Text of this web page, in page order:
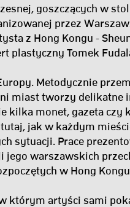
goszczących w
przez
z Hong Kongu -
plastyczny Tomek
Metodycznie
miast tworzy delikatne
kilka monet, gazeta czy
jak w każdym
sytuacji. Prace
jego warszawskich
w Hong
którym artyści sami